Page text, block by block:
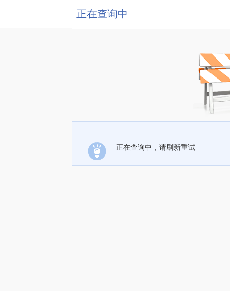
正在查询中
正在查询中，请刷新重试